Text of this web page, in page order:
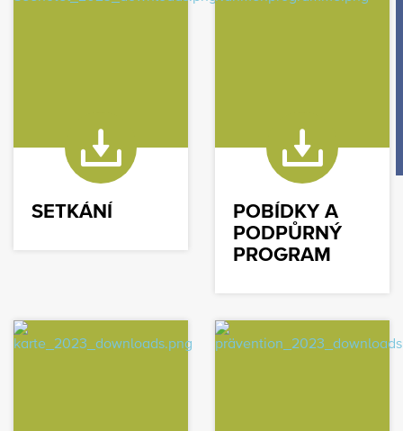
SETKÁNÍ
POBÍDKY A
PODPŮRNÝ
PROGRAM